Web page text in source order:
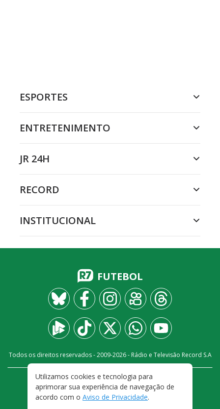
ESPORTES
ENTRETENIMENTO
JR 24H
RECORD
INSTITUCIONAL
FUTEBOL
Todos os direitos reservados - 2009-2026- Rádio e Televisão Record S.A
FALE CONOSCO
PRIVACIDADE
TERMOS E CONDIÇÕES DE USO
Utilizamos cookies e tecnologia para
aprimorar sua experiência de navegação de
acordo com o Aviso de Privacidade.